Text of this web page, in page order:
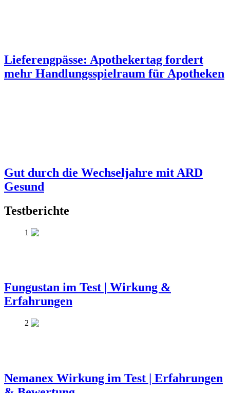
Lieferengpässe: Apothekertag fordert
mehr Handlungsspielraum für Apotheken
Gut durch die Wechseljahre mit ARD
Gesund
Testberichte
1
Fungustan im Test | Wirkung &
Erfahrungen
2
Nemanex Wirkung im Test | Erfahrungen